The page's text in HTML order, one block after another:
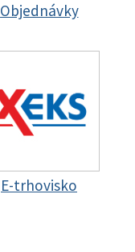
Objednávky
E-trhovisko